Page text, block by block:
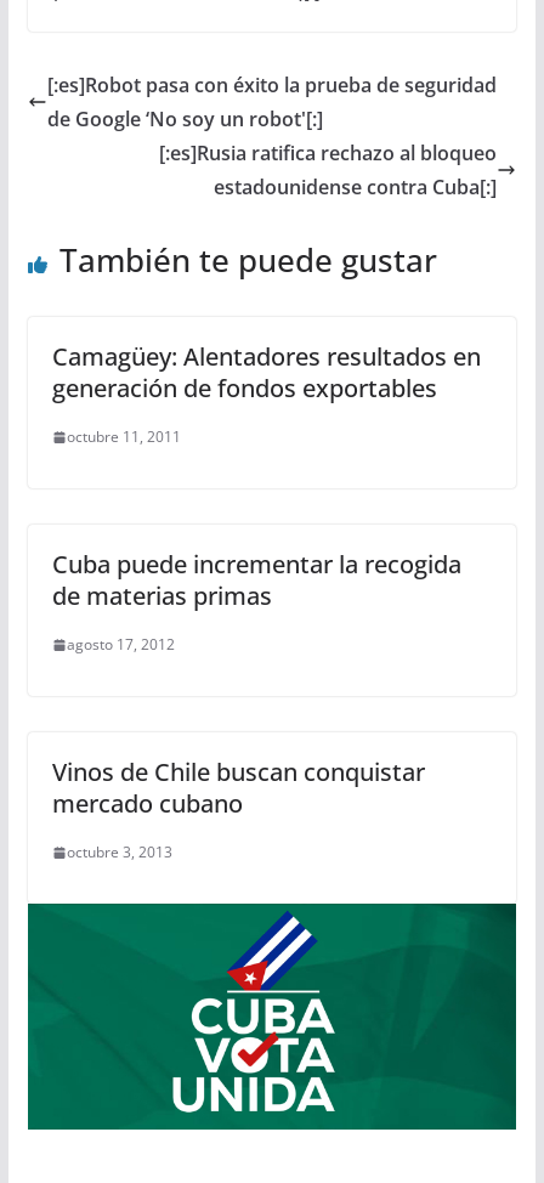
[:es]Robot pasa con éxito la prueba de seguridad
de Google ‘No soy un robot'[:]
[:es]Rusia ratifica rechazo al bloqueo
estadounidense contra Cuba[:]
También te puede gustar
Camagüey: Alentadores resultados en
generación de fondos exportables
octubre 11, 2011
Cuba puede incrementar la recogida
de materias primas
agosto 17, 2012
Vinos de Chile buscan conquistar
mercado cubano
octubre 3, 2013